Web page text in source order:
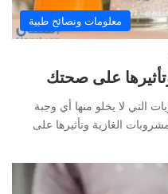
معلومات ونصائح طبية
على صحتك
التي لا يخلو منها أي وجبة
الغازية وتأثيرها على